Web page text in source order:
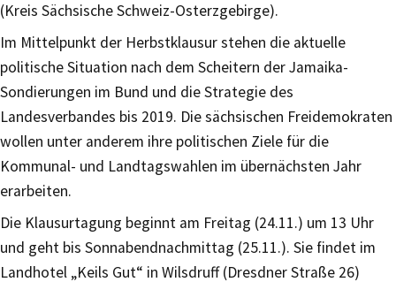
(Kreis Sächsische Schweiz-Osterzgebirge).
Im Mittelpunkt der Herbstklausur stehen die aktuelle
politische Situation nach dem Scheitern der Jamaika-
Sondierungen im Bund und die Strategie des
Landesverbandes bis 2019. Die sächsischen Freidemokraten
wollen unter anderem ihre politischen Ziele für die
Kommunal- und Landtagswahlen im übernächsten Jahr
erarbeiten.
Die Klausurtagung beginnt am Freitag (24.11.) um 13 Uhr
und geht bis Sonnabendnachmittag (25.11.). Sie findet im
Landhotel „Keils Gut“ in Wilsdruff (Dresdner Straße 26)